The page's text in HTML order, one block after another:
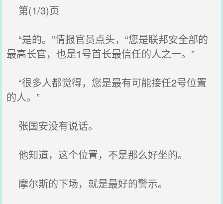
第(1/3)页
“是的。”情报官员点头，“您是联邦安全部的
最高长官，也是1号首长最信任的人之一。”
“很多人都觉得，您是最有可能接任2号位置
的人。”
张国安没有说话。
他知道，这个位置，不是那么好坐的。
摩尔斯的下场，就是最好的警示。